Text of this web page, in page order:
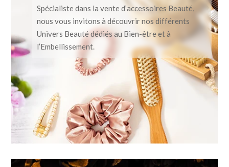
Spécialiste dans la vente d’accessoires Beauté,
nous vous invitons à découvrir nos différents
Univers Beauté dédiés au Bien-être et à
l’Embellissement.